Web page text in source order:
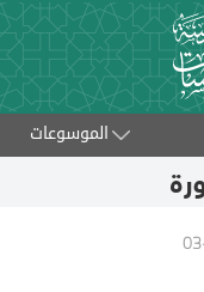
الموسوعات